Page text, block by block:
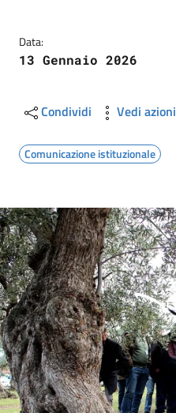
Data:
13 Gennaio 2026
Condividi Vedi azioni
Comunicazione istituzionale
Image